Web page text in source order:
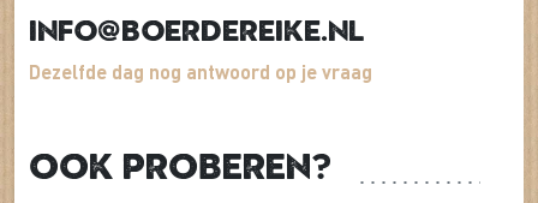
info@boerdereike.nl
Dezelfde dag nog antwoord op je vraag
Ook proberen?